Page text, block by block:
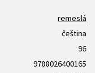
remeslá
čeština
96
9788026400165